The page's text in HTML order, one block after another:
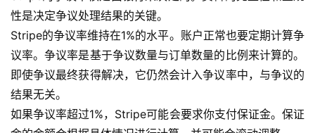
性是决定争议处理结果的关键。
Stripe的争议率维持在1%的水平。账户正常也要定期计算争
议率。争议率是基于争议数量与订单数量的比例来计算的。
即使争议最终获得解决，它仍然会计入争议率中，与争议的
结果无关。
如果争议率超过1%，Stripe可能会要求你支付保证金。保证